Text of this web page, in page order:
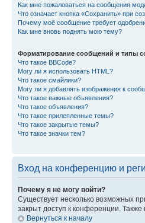
Как мне пожаловаться на сообщения
Что означает кнопка «Сохранить» при
Почему моё сообщение требует
Как мне вновь поднять мою тему?
Форматирование сообщений и типы
Что такое BBCode?
Могу ли я использовать HTML?
Что такое смайлики?
Могу ли я добавлять изображения к
Что такое важные объявления?
Что такое объявления?
Что такое прилепленные темы?
Что такое закрытые темы?
Что такое значки тем?
Вход на конференцию и
Почему я не могу войти?
Существует несколько возможных
закрыт доступ к конференции.
Вернуться к началу